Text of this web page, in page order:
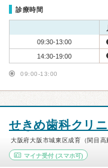
診療時間
09:30-13:00
14:30-19:00
09:00-13:00
せきめ歯科クリ
大阪府大阪市城東区成育（関目
マイナ受付 (スマホ可)